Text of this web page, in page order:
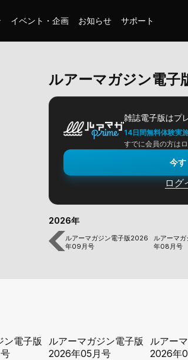
イベント・企画 お知らせ サポート
ルアーマガジン電
雑誌電子版はプ
14日間無料体験実
すでに会員の方は
今
ログ
2026年
ルアーマガジン電子版2026
年09月号
ルアーマ
年08月号
ン電子版
ルアーマガジン電子版
2026年05月号
ルアー
2026年